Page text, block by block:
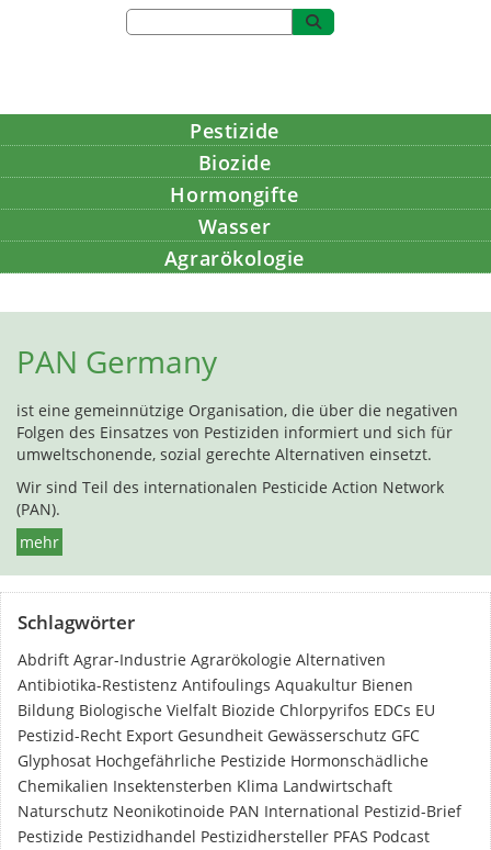
Pestizide
Biozide
Hormongifte
Wasser
Agrarökologie
PAN Germany
ist eine gemeinnützige Organisation, die über die negativen
Folgen des Einsatzes von Pestiziden informiert und sich für
umweltschonende, sozial gerechte Alternativen einsetzt.
Wir sind Teil des internationalen Pesticide Action Network
(PAN).
mehr
Schlagwörter
Abdrift Agrar-Industrie Agrarökologie Alternativen
Antibiotika-Restistenz Antifoulings Aquakultur Bienen
Bildung Biologische Vielfalt Biozide Chlorpyrifos EDCs EU
Pestizid-Recht Export Gesundheit Gewässerschutz GFC
Glyphosat Hochgefährliche Pestizide Hormonschädliche
Chemikalien Insektensterben Klima Landwirtschaft
Naturschutz Neonikotinoide PAN International Pestizid-Brief
Pestizide Pestizidhandel Pestizidhersteller PFAS Podcast